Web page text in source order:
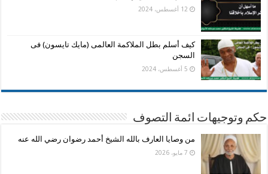
12 أغسطس، 2024
كيف أسلم بطل الملاكمة العالمى (مايك تايسون) فى
السجن
5 أغسطس، 2024
حكم وتوجيهات ائمة التصوف
من وصايا العارف بالله الشيخ أحمد رضوان رضي الله عنه
7 مايو، 2026